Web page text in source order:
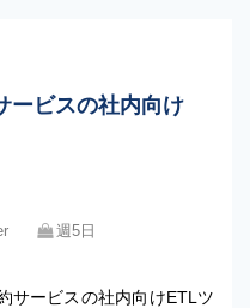
ービスの社内向け
週5日
ービスの社内向けETLツ